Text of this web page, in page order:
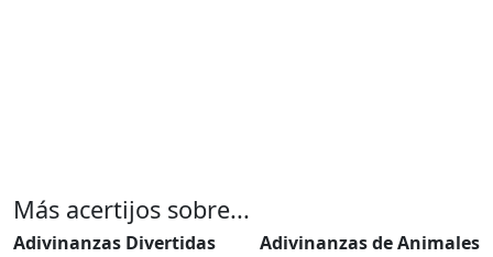
Más acertijos sobre...
Adivinanzas Divertidas Adivinanzas de Animales